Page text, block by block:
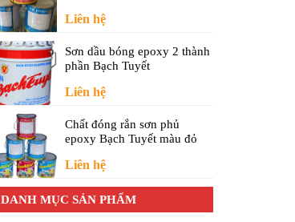
Liên hệ
Sơn dầu bóng epoxy 2 thành
phần Bạch Tuyết
Liên hệ
Chất đóng rắn sơn phủ
epoxy Bạch Tuyết màu đỏ
Liên hệ
DANH MỤC SẢN PHẨM